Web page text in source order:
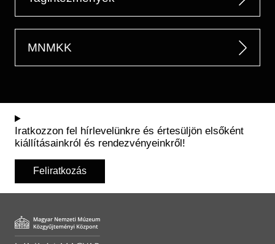
MNMKK
Iratkozzon fel hírlevelünkre és értesüljön elsőként
kiállításainkról és rendezvényeinkről!
Feliratkozás